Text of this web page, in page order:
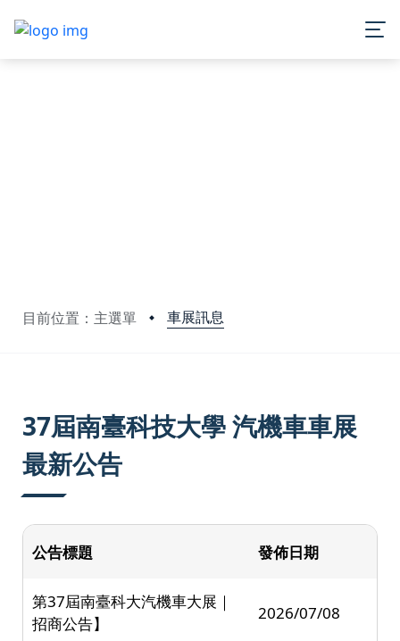
目前位置：主選單 車展訊息
37屆南臺科技大學 汽機車車展
最新公告
公告標題 發佈日期
第37屆南臺科大汽機車大展｜
招商公告】
2026/07/08